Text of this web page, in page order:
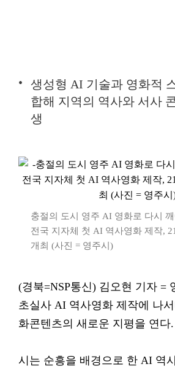
생성형 AI 기술과 영화적
합해 지역의 역사와 서사
생
충절의 도시 영주 AI 영화로 다시 깨
전국 지자체 첫 AI 역사영화 제작,
개최 (사진 = 영주시)
(경북=NSP통신) 김오현 기자 =
초실사 AI 역사영화 제작에 나
화콘텐츠의 새로운 지평을 연다.
시는 순흥을 배경으로 한 AI 역